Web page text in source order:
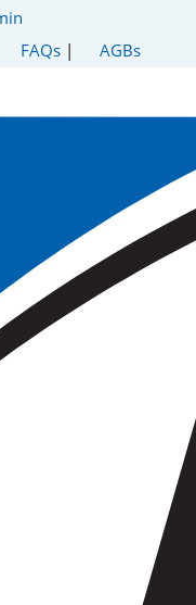
FAQs | AGBs